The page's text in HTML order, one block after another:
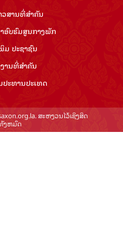
ວ​ສານ​ທີ່​ສຳ​ຄັນ​
າອົບຮົມ​ສູນ​ກາງ​ພັກ
ປະ​ຊາ​ຊົນ
ານ​ທີ່​ສຳ​ຄັນ
ປະ​ທານ​ປະ​ເທດ
ສະຫງວນໄວ້ເຊິງສິດ
ງຫມົດ